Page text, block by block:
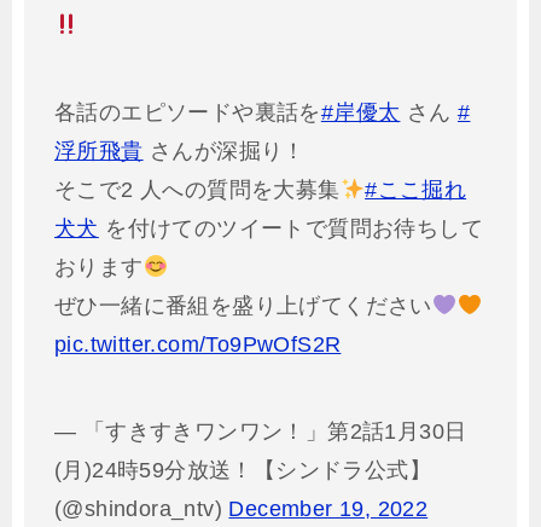
各話のエピソードや裏話を#岸優太 さん#
浮所飛貴 さんが深掘り！
そこで2 人への質問を大募集
#ここ掘れ
犬犬 を付けてのツイートで質問お待ちして
おります
ぜひ一緒に番組を盛り上げてください
pic.twitter.com/To9PwOfS2R
— 「すきすきワンワン！」第2話1月30日
(月)24時59分放送！【シンドラ公式】
(@shindora_ntv) December 19, 2022